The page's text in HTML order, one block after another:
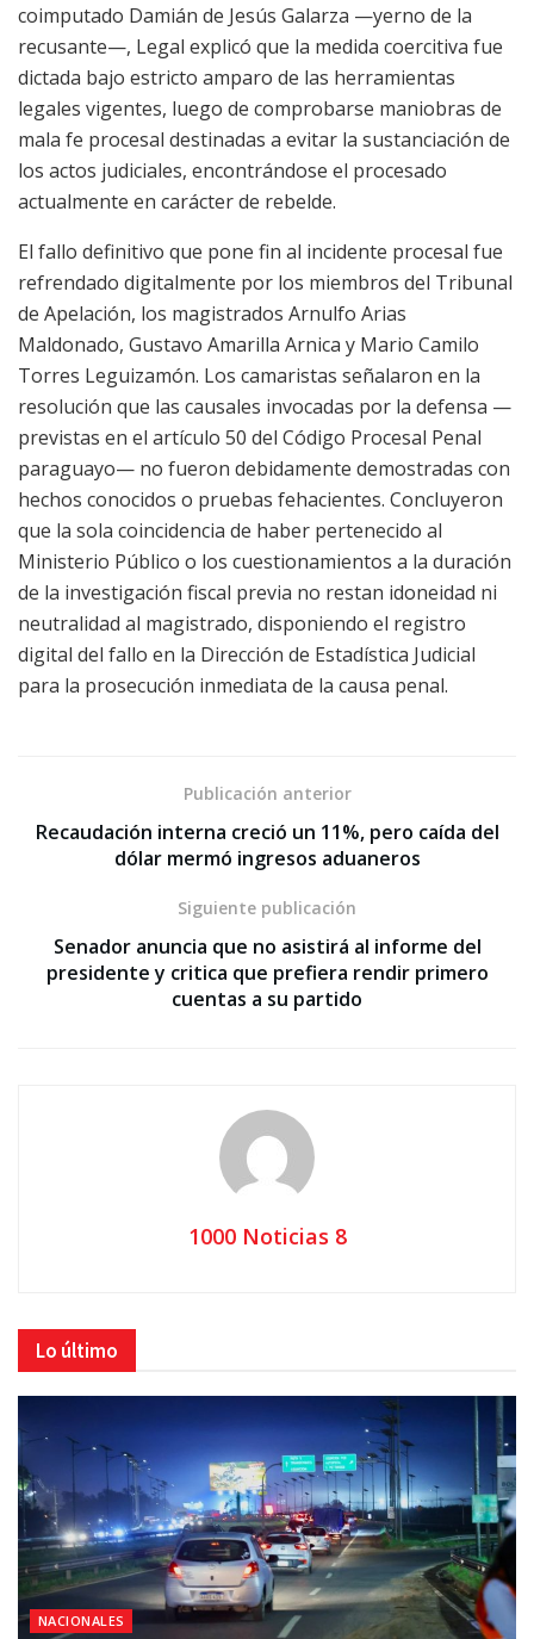
coimputado Damián de Jesús Galarza —yerno de la
recusante—, Legal explicó que la medida coercitiva fue
dictada bajo estricto amparo de las herramientas
legales vigentes, luego de comprobarse maniobras de
mala fe procesal destinadas a evitar la sustanciación de
los actos judiciales, encontrándose el procesado
actualmente en carácter de rebelde.
El fallo definitivo que pone fin al incidente procesal fue
refrendado digitalmente por los miembros del Tribunal
de Apelación, los magistrados Arnulfo Arias
Maldonado, Gustavo Amarilla Arnica y Mario Camilo
Torres Leguizamón. Los camaristas señalaron en la
resolución que las causales invocadas por la defensa —
previstas en el artículo 50 del Código Procesal Penal
paraguayo— no fueron debidamente demostradas con
hechos conocidos o pruebas fehacientes. Concluyeron
que la sola coincidencia de haber pertenecido al
Ministerio Público o los cuestionamientos a la duración
de la investigación fiscal previa no restan idoneidad ni
neutralidad al magistrado, disponiendo el registro
digital del fallo en la Dirección de Estadística Judicial
para la prosecución inmediata de la causa penal.
Publicación anterior
Recaudación interna creció un 11%, pero caída del
dólar mermó ingresos aduaneros
Siguiente publicación
Senador anuncia que no asistirá al informe del
presidente y critica que prefiera rendir primero
cuentas a su partido
1000 Noticias 8
Lo último
NACIONALES